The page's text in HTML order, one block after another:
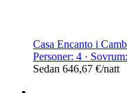
Casa Encanto i
Personer: 4 ·
Sedan 646,67 €/natt